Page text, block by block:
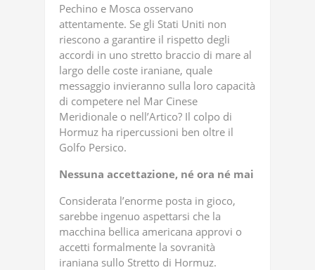
Pechino e Mosca osservano
attentamente. Se gli Stati Uniti non
riescono a garantire il rispetto degli
accordi in uno stretto braccio di mare al
largo delle coste iraniane, quale
messaggio invieranno sulla loro capacità
di competere nel Mar Cinese
Meridionale o nell’Artico? Il colpo di
Hormuz ha ripercussioni ben oltre il
Golfo Persico.
Nessuna accettazione, né ora né mai
Considerata l’enorme posta in gioco,
sarebbe ingenuo aspettarsi che la
macchina bellica americana approvi o
accetti formalmente la sovranità
iraniana sullo Stretto di Hormuz.